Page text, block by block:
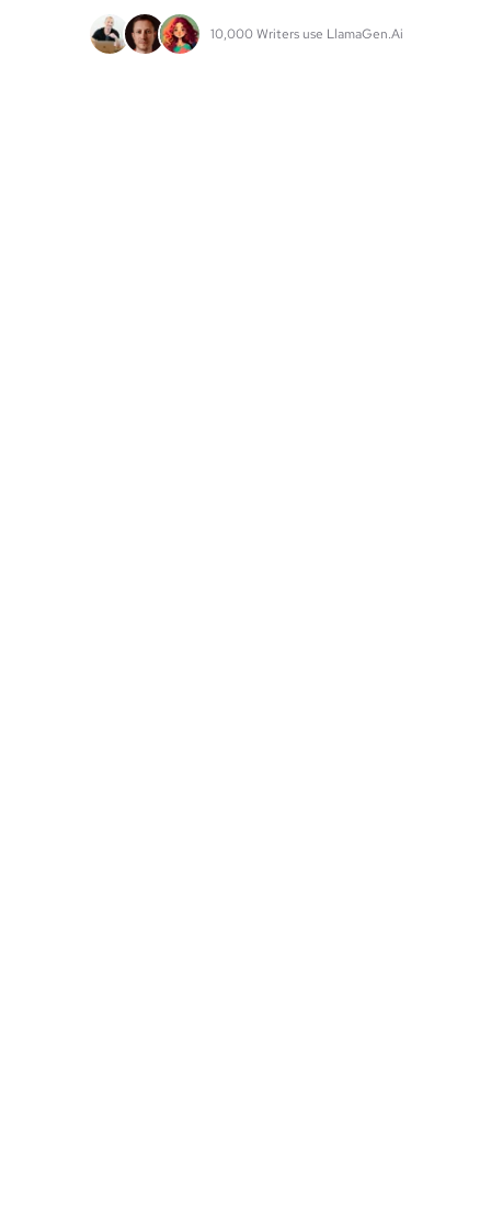
10,000 Writers use LlamaGen.Ai